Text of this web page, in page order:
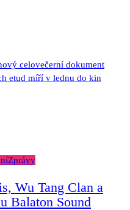
celovečerní dokument
etud míří v lednu do kin
Zprávy
Wu Tang Clan a
Balaton Sound